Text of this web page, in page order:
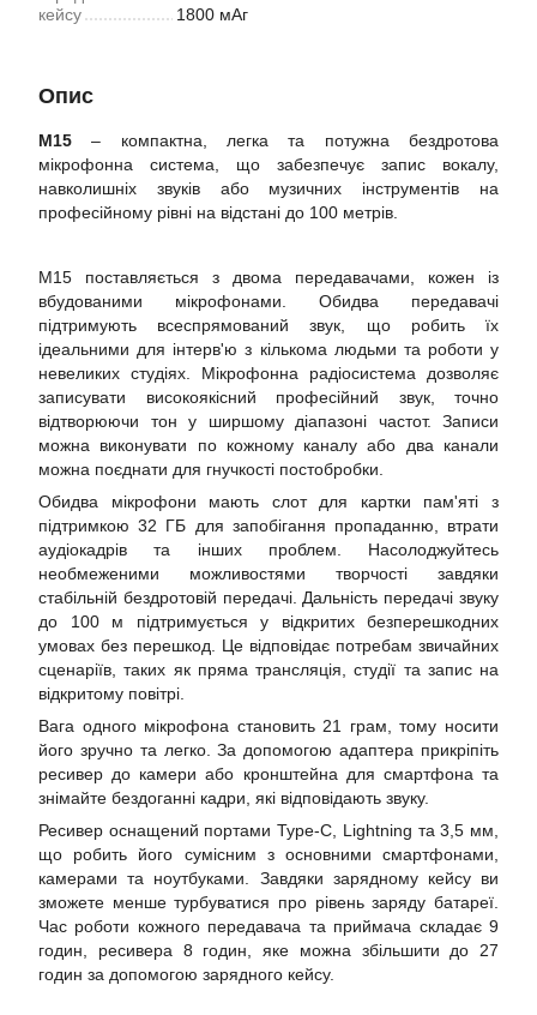
кейсу
1800 мАг
Опис
M15 – компактна, легка та потужна бездротова
мікрофонна система, що забезпечує запис вокалу,
навколишніх звуків або музичних інструментів на
професійному рівні на відстані до 100 метрів.
М15 поставляється з двома передавачами, кожен із
вбудованими мікрофонами. Обидва передавачі
підтримують всеспрямований звук, що робить їх
ідеальними для інтерв'ю з кількома людьми та роботи у
невеликих студіях. Мікрофонна радіосистема дозволяє
записувати високоякісний професійний звук, точно
відтворюючи тон у ширшому діапазоні частот. Записи
можна виконувати по кожному каналу або два канали
можна поєднати для гнучкості постобробки.
Обидва мікрофони мають слот для картки пам'яті з
підтримкою 32 ГБ для запобігання пропаданню, втрати
аудіокадрів та інших проблем. Насолоджуйтесь
необмеженими можливостями творчості завдяки
стабільній бездротовій передачі. Дальність передачі звуку
до 100 м підтримується у відкритих безперешкодних
умовах без перешкод. Це відповідає потребам звичайних
сценаріїв, таких як пряма трансляція, студії та запис на
відкритому повітрі.
Вага одного мікрофона становить 21 грам, тому носити
його зручно та легко. За допомогою адаптера прикріпіть
ресивер до камери або кронштейна для смартфона та
знімайте бездоганні кадри, які відповідають звуку.
Ресивер оснащений портами Type-C, Lightning та 3,5 мм,
що робить його сумісним з основними смартфонами,
камерами та ноутбуками. Завдяки зарядному кейсу ви
зможете менше турбуватися про рівень заряду батареї.
Час роботи кожного передавача та приймача складає 9
годин, ресивера 8 годин, яке можна збільшити до 27
годин за допомогою зарядного кейсу.